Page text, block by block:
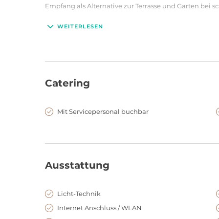
Empfang als Alternative zur Terrasse und Garten bei
Neben privaten Veranstaltungen wie Hochzeiten,
WEITERLESEN
Catering
Mit Servicepersonal buchbar
Ausstattung
Licht-Technik
Internet Anschluss / WLAN